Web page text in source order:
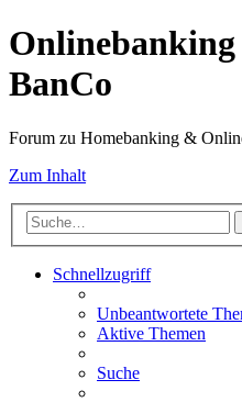
BanCo
Forum zu Homebanking &
Zum Inhalt
Schnellzugriff
Unbeantwortete
Aktive Themen
Suche